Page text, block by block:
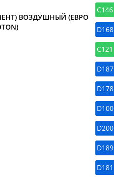
ВОЗДУШНЫЙ (ЕВРО
C146
D168
C121
D187
D178
D100
D200
D189
D181